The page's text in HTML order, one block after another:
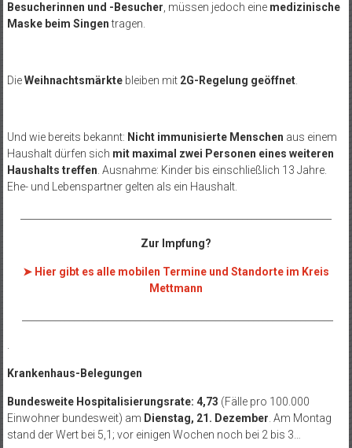
Besucherinnen und -Besucher , müssen jedoch eine medizinische
Maske beim Singentragen.
DieWeihnachtsmärktebleiben mit 2G-Regelung geöffnet.
Und wie bereits bekannt: Nicht immunisierte Menschen aus einem
Haushalt dürfen sich mit maximal zwei Personen eines weiteren
Haushalts treffen . Ausnahme: Kinder bis einschließlich 13 Jahre.
Ehe- und Lebenspartner gelten als ein Haushalt.
Zur Impfung?
➤ Hier gibt es alle mobilen Termine und Standorte im Kreis
Mettmann
Krankenhaus-Belegungen
Bundesweite Hospitalisierungsrate: 4,73 (Fälle pro 100.000
Einwohner bundesweit) am Dienstag, 21. Dezember . Am Montag
stand der Wert bei 5,1; vor einigen Wochen noch bei 2 bis 3…